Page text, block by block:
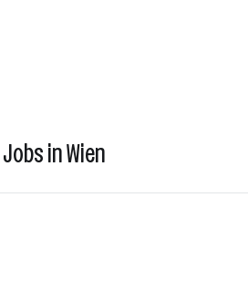
in Wien